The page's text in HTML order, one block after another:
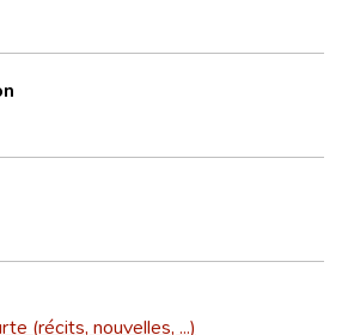
(récits, nouvelles, ...)